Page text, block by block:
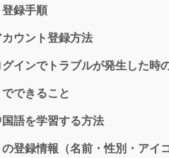
録手順
ウント登録方法
インでトラブルが発生した時
できること
語を学習する方法
登録情報（名前・性別・アイ